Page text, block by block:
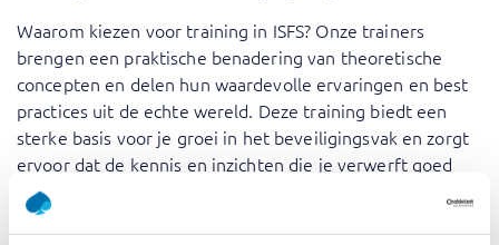
Waarom kiezen voor training in ISFS? Onze trainers
brengen een praktische benadering van theoretische
concepten en delen hun waardevolle ervaringen en best
practices uit de echte wereld. Deze training biedt een
sterke basis voor je groei in het beveiligingsvak en zorgt
ervoor dat de kennis en inzichten die je verwerft goed
aansluiten bij de behoeften van de markt.